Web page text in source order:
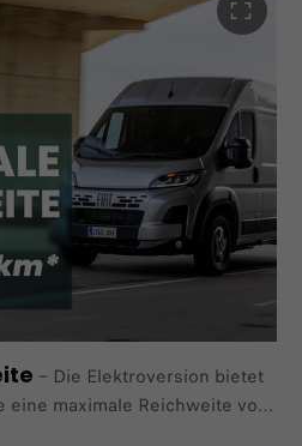
Die Ladeleistung/Ladedauer wird
und kann unter anderem je nach Art und
der Batterietemperatur, dem Batterielade-
sowie Einstellungen am
– Die Elektroversion bietet
eine maximale Reichweite von